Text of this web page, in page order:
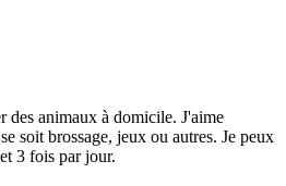
des animaux à domicile. J'aime
soit brossage, jeux ou autres. Je peux
3 fois par jour.